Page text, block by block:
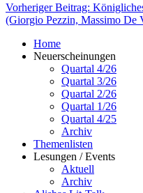
Vorheriger Beitrag:
(Giorgio Pezzin, Massimo De
Home
Neuerscheinungen
Quartal 4/26
Quartal 3/26
Quartal 2/26
Quartal 1/26
Quartal 4/25
Archiv
Themenlisten
Lesungen / Events
Aktuell
Archiv